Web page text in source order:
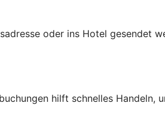
oder ins Hotel gesendet
hilft schnelles Handeln,